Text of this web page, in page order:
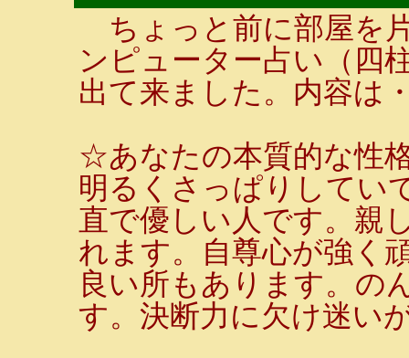
ちょっと前に部屋を
ンピューター占い（四
出て来ました。内容は
☆あなたの本質的な性
明るくさっぱりしてい
直で優しい人です。親
れます。自尊心が強く
良い所もあります。の
す。決断力に欠け迷い